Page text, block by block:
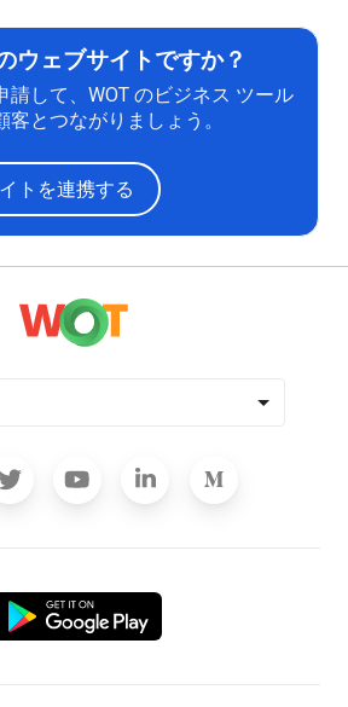
ウェブサイトですか？
請して、WOT のビジネス ツール
とつながりましょう。
トを連携する